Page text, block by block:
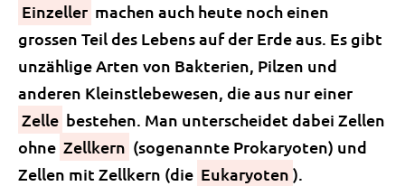
Einzeller machen auch heute noch einen
grossen Teil des Lebens auf der Erde aus. Es gibt
unzählige Arten von Bakterien, Pilzen und
anderen Kleinstlebewesen, die aus nur einer
Zelle bestehen. Man unterscheidet dabei Zellen
ohne Zellkern (sogenannte Prokaryoten) und
Zellen mit Zellkern (die Eukaryoten ).